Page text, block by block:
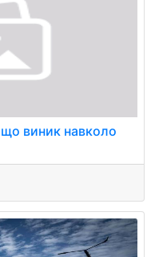
що виник навколо